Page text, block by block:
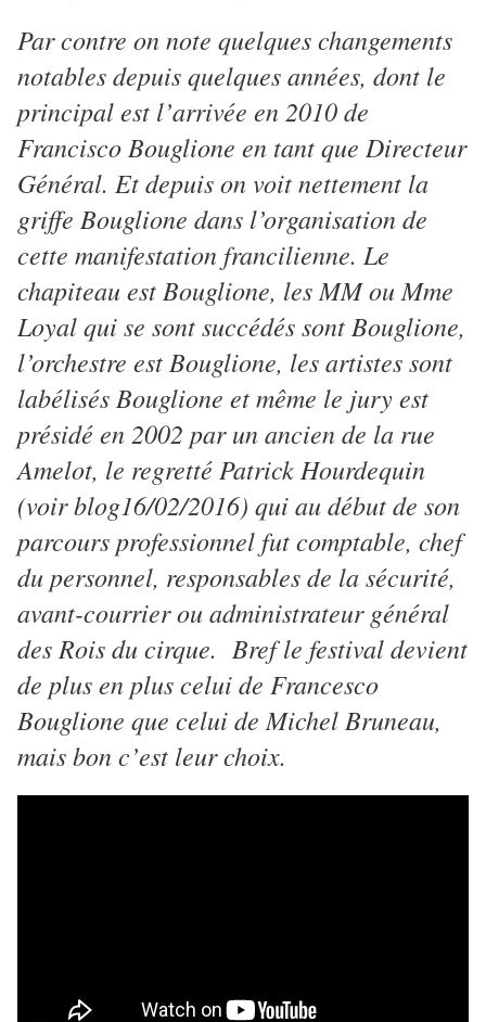
Par contre on note quelques changements
notables depuis quelques années, dont le
principal est l’arrivée en 2010 de
Francisco Bouglione en tant que Directeur
Général. Et depuis on voit nettement la
griffe Bouglione dans l’organisation de
cette manifestation francilienne. Le
chapiteau est Bouglione, les MM ou Mme
Loyal qui se sont succédés sont Bouglione,
l’orchestre est Bouglione, les artistes sont
labélisés Bouglione et même le jury est
présidé en 2002 par un ancien de la rue
Amelot, le regretté Patrick Hourdequin
(voir blog16/02/2016) qui au début de son
parcours professionnel fut comptable, chef
du personnel, responsables de la sécurité,
avant-courrier ou administrateur général
des Rois du cirque. Bref le festival devient
de plus en plus celui de Francesco
Bouglione que celui de Michel Bruneau,
mais bon c’est leur choix.